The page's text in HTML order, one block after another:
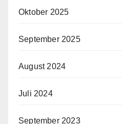
Oktober 2025
September 2025
August 2024
Juli 2024
September 2023